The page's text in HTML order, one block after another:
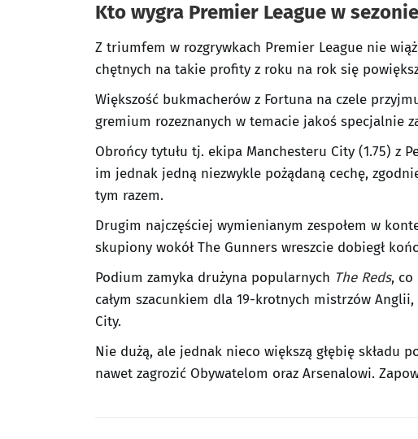
Kto wygra Premier League w
Z triumfem w rozgrywkach Premier League nie
chętnych na takie profity z roku na rok się
Większość bukmacherów z Fortuna na czele
gremium rozeznanych w temacie jakoś specjalnie
Obrońcy tytułu tj. ekipa Manchesteru City (1.75) z
im jednak jedną niezwykle pożądaną cechę,
tym razem.
Drugim najczęściej wymienianym zespołem w
skupiony wokół The Gunners wreszcie dobiegł
Podium zamyka drużyna popularnych The Reds, co
całym szacunkiem dla 19-krotnych mistrzów
City.
Nie dużą, ale jednak nieco większą głębię składu
nawet zagrozić Obywatelom oraz Arsenalowi.